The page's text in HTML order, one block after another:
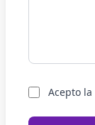
Acepto la